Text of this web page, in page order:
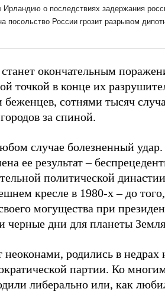
окончательным
точкой в конце их
сотнями тысяч
за спиной.
случае болезненный
ее результат –
политической
кресле в 1980-х – до
могущества при
дни для планеты
неоконами, родились в недрах
партии. Ко
либерально или, как